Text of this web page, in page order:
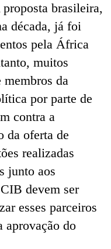
brasileira,
década, já foi
pela África
muitos
da
por parte de
contra a
da oferta de
realizadas
junto aos
devem ser
esses parceiros
aprovação do